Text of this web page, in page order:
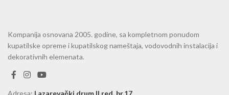
Kompanija osnovana 2005. godine, sa kompletnom ponudom
kupatilske opreme i kupatilskog nameštaja, vodovodnih instalacija i
dekorativnih elemenata.
Adresa: Lazarevački drum II red, br.17